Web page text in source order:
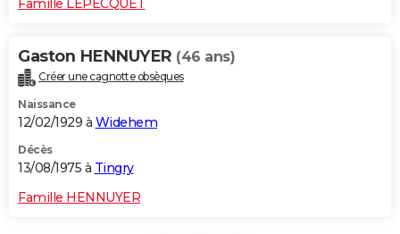
Famille LEPECQUET
Gaston HENNUYER (46 ans)
Créer une cagnotte obsèques
Naissance
12/02/1929 à Widehem
Décès
13/08/1975 à Tingry
Famille HENNUYER